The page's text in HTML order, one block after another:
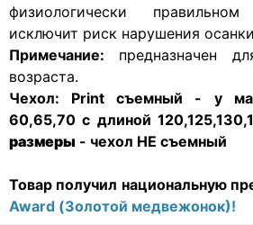
физиологически
исключит риск нарушения
Примечание: предназначен
возраста.
Чехол: Print съемный - у
60,65,70 с длиной
размеры - чехол НЕ съемный
Товар получил национальную
Award (Золотой медвежонок)!